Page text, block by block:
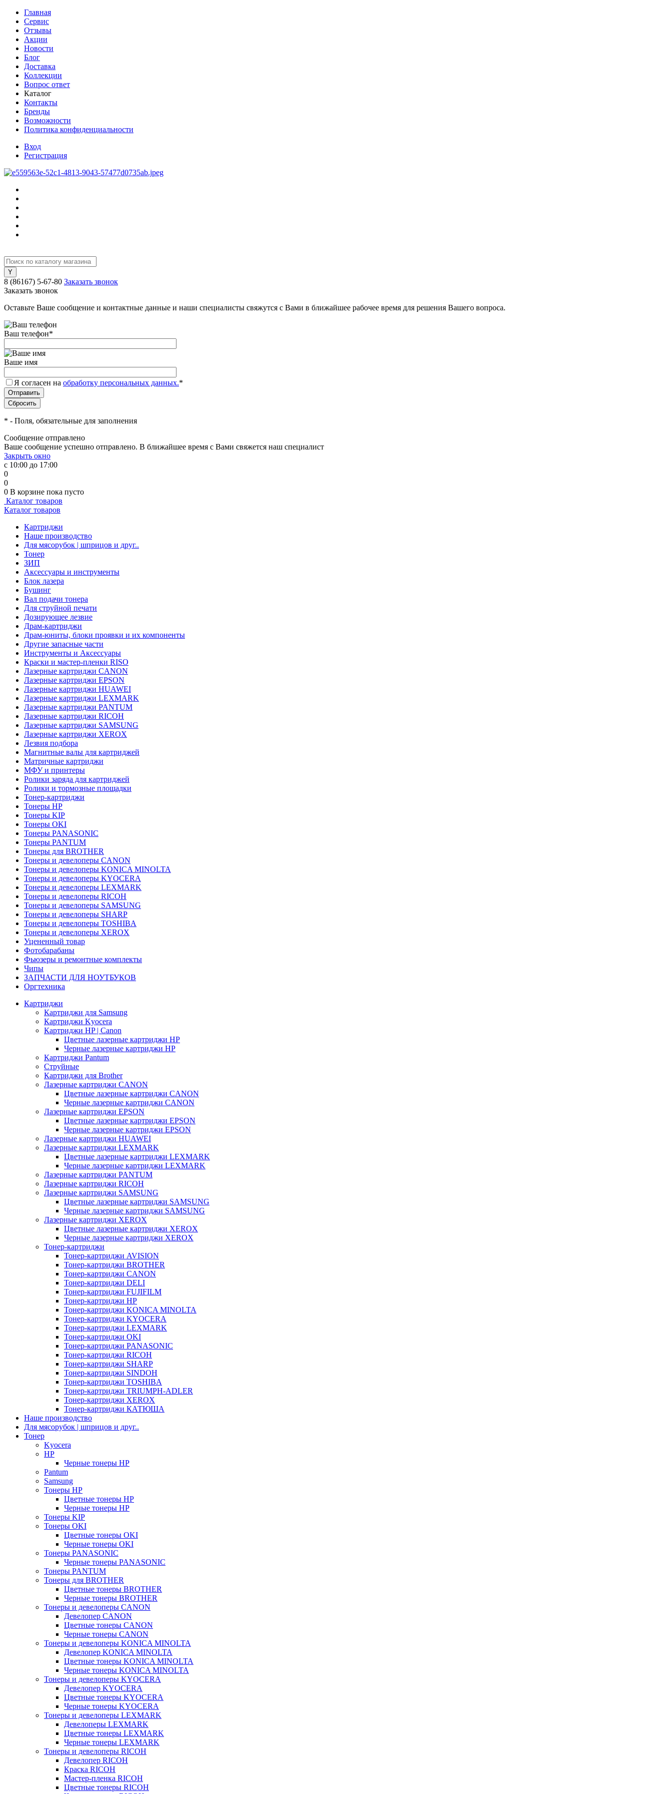
Главная
Сервис
Отзывы
Акции
Новости
Блог
Доставка
Коллекции
Вопрос ответ
Каталог
Контакты
Бренды
Возможности
Политика конфиденциальности
Вход
Регистрация
8 (86167) 5-67-80 Заказать звонок
Заказать звонок
Оставьте Ваше сообщение и контактные данные и наши специалисты свяжутся с Вами в ближайшее рабочее время для решения Вашего вопроса.
Ваш телефон*
Ваше имя
Я согласен на обработку персональных данных.*
* - Поля, обязательные для заполнения
Сообщение отправлено
Ваше сообщение успешно отправлено. В ближайшее время с Вами свяжется наш специалист
Закрыть окно
с 10:00 до 17:00
0
0
0 В корзине пока пусто
Каталог товаров
Каталог товаров
Картриджи
Наше производство
Для мясорубок | шприцов и друг..
Тонер
ЗИП
Аксессуары и инструменты
Блок лазера
Бушинг
Вал подачи тонера
Для струйной печати
Дозирующее лезвие
Драм-картриджи
Драм-юниты, блоки проявки и их компоненты
Другие запасные части
Инструменты и Аксессуары
Краски и мастер-пленки RISO
Лазерные картриджи CANON
Лазерные картриджи EPSON
Лазерные картриджи HUAWEI
Лазерные картриджи LEXMARK
Лазерные картриджи PANTUM
Лазерные картриджи RICOH
Лазерные картриджи SAMSUNG
Лазерные картриджи XEROX
Лезвия подбора
Магнитные валы для картриджей
Матричные картриджи
МФУ и принтеры
Ролики заряда для картриджей
Ролики и тормозные площадки
Тонер-картриджи
Тонеры HP
Тонеры KIP
Тонеры OKI
Тонеры PANASONIC
Тонеры PANTUM
Тонеры для BROTHER
Тонеры и девелоперы CANON
Тонеры и девелоперы KONICA MINOLTA
Тонеры и девелоперы KYOCERA
Тонеры и девелоперы LEXMARK
Тонеры и девелоперы RICOH
Тонеры и девелоперы SAMSUNG
Тонеры и девелоперы SHARP
Тонеры и девелоперы TOSHIBA
Тонеры и девелоперы XEROX
Уцененный товар
Фотобарабаны
Фьюзеры и ремонтные комплекты
Чипы
ЗАПЧАСТИ ДЛЯ НОУТБУКОВ
Оргтехника
Картриджи
Картриджи для Samsung
Картриджи Kyocera
Картриджи HP | Canon
Цветные лазерные картриджи HP
Черные лазерные картриджи HP
Картриджи Pantum
Струйные
Картриджи для Brother
Лазерные картриджи CANON
Цветные лазерные картриджи CANON
Черные лазерные картриджи CANON
Лазерные картриджи EPSON
Цветные лазерные картриджи EPSON
Черные лазерные картриджи EPSON
Лазерные картриджи HUAWEI
Лазерные картриджи LEXMARK
Цветные лазерные картриджи LEXMARK
Черные лазерные картриджи LEXMARK
Лазерные картриджи PANTUM
Лазерные картриджи RICOH
Лазерные картриджи SAMSUNG
Цветные лазерные картриджи SAMSUNG
Черные лазерные картриджи SAMSUNG
Лазерные картриджи XEROX
Цветные лазерные картриджи XEROX
Черные лазерные картриджи XEROX
Тонер-картриджи
Тонер-картриджи AVISION
Тонер-картриджи BROTHER
Тонер-картриджи CANON
Тонер-картриджи DELI
Тонер-картриджи FUJIFILM
Тонер-картриджи HP
Тонер-картриджи KONICA MINOLTA
Тонер-картриджи KYOCERA
Тонер-картриджи LEXMARK
Тонер-картриджи OKI
Тонер-картриджи PANASONIC
Тонер-картриджи RICOH
Тонер-картриджи SHARP
Тонер-картриджи SINDOH
Тонер-картриджи TOSHIBA
Тонер-картриджи TRIUMPH-ADLER
Тонер-картриджи XEROX
Тонер-картриджи КАТЮША
Наше производство
Для мясорубок | шприцов и друг..
Тонер
Kyocera
HP
Черные тонеры HP
Pantum
Samsung
Тонеры HP
Цветные тонеры HP
Черные тонеры HP
Тонеры KIP
Тонеры OKI
Цветные тонеры OKI
Черные тонеры OKI
Тонеры PANASONIC
Черные тонеры PANASONIC
Тонеры PANTUM
Тонеры для BROTHER
Цветные тонеры BROTHER
Черные тонеры BROTHER
Тонеры и девелоперы CANON
Девелопер CANON
Цветные тонеры CANON
Черные тонеры CANON
Тонеры и девелоперы KONICA MINOLTA
Девелопер KONICA MINOLTA
Цветные тонеры KONICA MINOLTA
Черные тонеры KONICA MINOLTA
Тонеры и девелоперы KYOCERA
Девелопер KYOCERA
Цветные тонеры KYOCERA
Черные тонеры KYOCERA
Тонеры и девелоперы LEXMARK
Девелоперы LEXMARK
Цветные тонеры LEXMARK
Черные тонеры LEXMARK
Тонеры и девелоперы RICOH
Девелопер RICOH
Краска RICOH
Мастер-пленка RICOH
Цветные тонеры RICOH